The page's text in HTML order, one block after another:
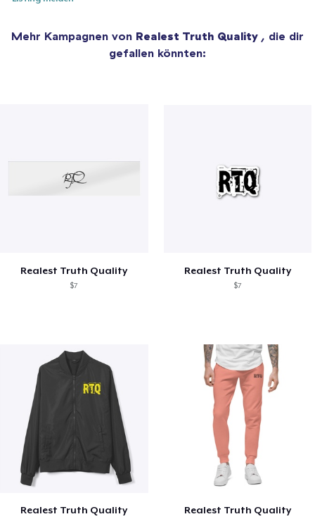
Mehr Kampagnen von Realest Truth Quality , die dir
gefallen könnten:
Realest Truth Quality
$7
Realest Truth Quality
$7
Realest Truth Quality Realest Truth Quality